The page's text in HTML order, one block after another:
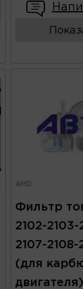
AMD
Фильтр
2102-2103-
2107-2108-
(для